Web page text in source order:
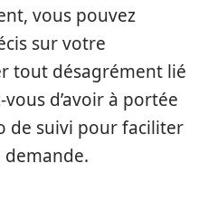
vous pouvez
sur votre
tout désagrément lié
vous d’avoir à portée
de suivi pour faciliter